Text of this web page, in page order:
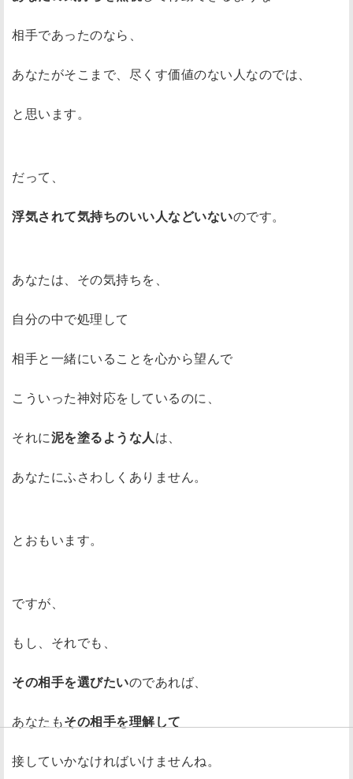
相手であったのなら、
あなたがそこまで、尽くす価値のない人なのでは、
と思います。
だって、
浮気されて気持ちのいい人などいないのです。
あなたは、その気持ちを、
自分の中で処理して
相手と一緒にいることを心から望んで
こういった神対応をしているのに、
それに泥を塗るような人は、
あなたにふさわしくありません。
とおもいます。
ですが、
もし、それでも、
その相手を選びたいのであれば、
あなたもその相手を理解して
接していかなければいけませんね。